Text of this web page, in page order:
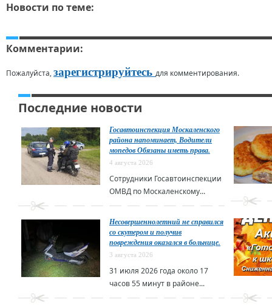
Новости по теме:
Комментарии:
Пожалуйста,зарегистрируйтесь для комментирования.
Последние новости
Госавтоинспекция Москаленского
района напоминает, Водители
мопедов Обязаны иметь права.
4 августа 2026
Сотрудники Госавтоинспекции
ОМВД по Москаленскому...
Несовершеннолетний не справился
со скутером и получив
повреждения оказался в больнице.
3 августа 2026
31 июля 2026 года около 17
часов 55 минут в районе...